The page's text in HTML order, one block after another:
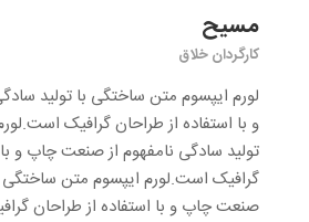
مسیح
کارگردان خلاق
لورم ایپسوم متن ساختگی با تولید
و با استفاده از طراحان گرافیک
تولید سادگی نامفهوم از صنعت چاپ و
گرافیک است.لورم ایپسوم متن ساختگی
صنعت چاپ و با استفاده از طراحان